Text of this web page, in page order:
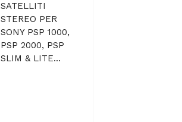
SATELLITI
STEREO PER
SONY PSP 1000,
PSP 2000, PSP
SLIM & LITE...